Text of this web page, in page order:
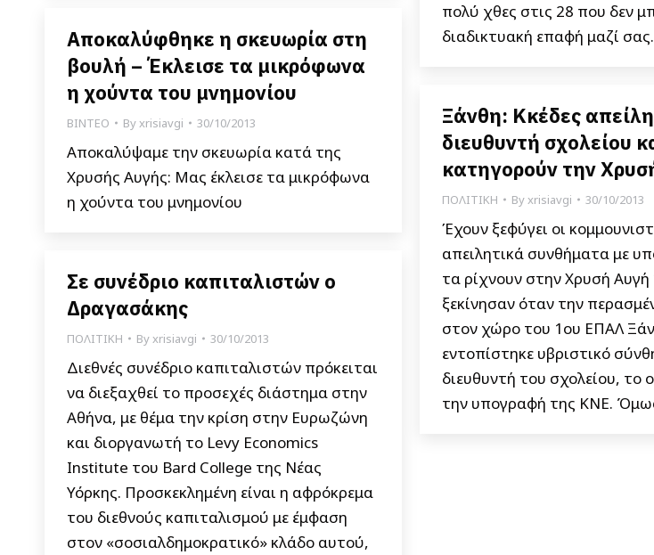
πολύ χθες στις 28 που δεν
διαδικτυακή επαφή μαζί
Αποκαλύφθηκε η σκευωρία στη
βουλή – Έκλεισε τα μικρόφωνα
η χούντα του μνημονίου
ΒΙΝΤΕΟ Byxrisiavgi 30/10/2013
Αποκαλύψαμε την σκευωρία κατά της
Χρυσής Αυγής: Μας έκλεισε τα μικρόφωνα
η χούντα του μνημονίου
Ξάνθη: Κκέδες
διευθυντή σχολείου
κατηγορούν την
ΠΟΛΙΤΙΚΗ Byxrisiavgi 30/10/2013
Έχουν ξεφύγει οι
απειλητικά συνθήματα με
τα ρίχνουν στην Χρυσή
ξεκίνησαν όταν την
στον χώρο του 1ου ΕΠΑΛ
εντοπίστηκε υβριστικό
διευθυντή του σχολείου, το
την υπογραφή της ΚΝΕ.
Σε συνέδριο καπιταλιστών ο
Δραγασάκης
ΠΟΛΙΤΙΚΗ Byxrisiavgi 30/10/2013
Διεθνές συνέδριο καπιταλιστών πρόκειται
να διεξαχθεί το προσεχές διάστημα στην
Αθήνα, με θέμα την κρίση στην Ευρωζώνη
και διοργανωτή το Levy Economics
Institute του Bard College της Νέας
Υόρκης. Προσκεκλημένη είναι η αφρόκρεμα
του διεθνούς καπιταλισμού με έμφαση
στον «σοσιαλδημοκρατικό» κλάδο αυτού,